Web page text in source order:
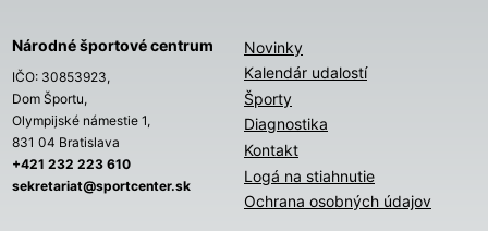
Národné športové centrum
IČO: 30853923,
Dom Športu,
Olympijské námestie 1,
831 04 Bratislava
+421 232 223 610
sekretariat@sportcenter.sk
Novinky
Kalendár udalostí
Športy
Diagnostika
Kontakt
Logá na stiahnutie
Ochrana osobných údajov